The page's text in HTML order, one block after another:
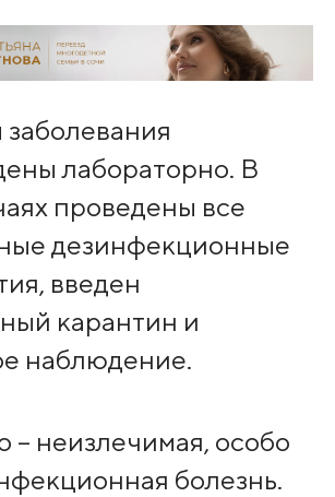
лабораторно. В
проведены все
дезинфекционные
введен
карантин и
наблюдение.
– неизлечимая, особо
болезнь.